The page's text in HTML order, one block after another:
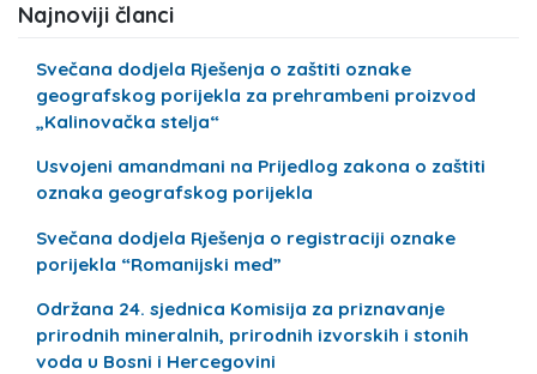
Najnoviji članci
Svečana dodjela Rješenja o zaštiti oznake
geografskog porijekla za prehrambeni proizvod
„Kalinovačka stelja“
Usvojeni amandmani na Prijedlog zakona o zaštiti
oznaka geografskog porijekla
Svečana dodjela Rješenja o registraciji oznake
porijekla “Romanijski med”
Održana 24. sjednica Komisija za priznavanje
prirodnih mineralnih, prirodnih izvorskih i stonih
voda u Bosni i Hercegovini